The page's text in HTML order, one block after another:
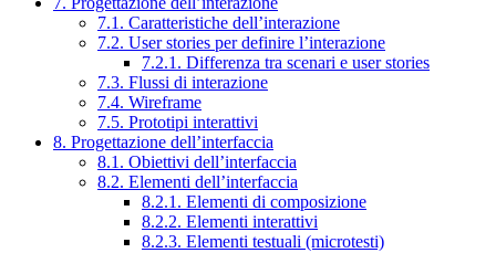
7.1. Caratteristiche dell’interazione
7.2. User stories per definire l’interazione
7.2.1. Differenza tra scenari e user stories
7.3. Flussi di interazione
7.4. Wireframe
7.5. Prototipi interattivi
8. Progettazione dell’interfaccia
8.1. Obiettivi dell’interfaccia
8.2. Elementi dell’interfaccia
8.2.1. Elementi di composizione
8.2.2. Elementi interattivi
8.2.3. Elementi testuali (microtesti)